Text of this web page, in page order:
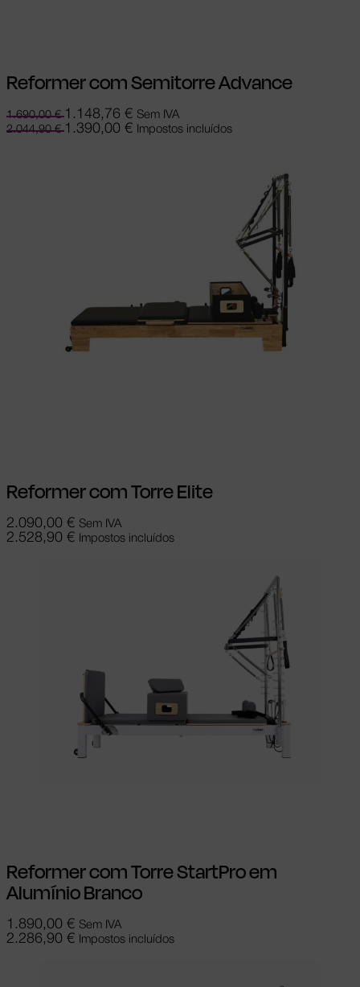
Reformer com Semitorre Advance
1.690,00€ 1.148,76 € Sem IVA
2.044,90€ 1.390,00 € Impostos incluídos
Reformer com Torre Elite
2.090,00 € Sem IVA
2.528,90 € Impostos incluídos
Reformer com Torre StartPro em
Alumínio Branco
1.890,00 € Sem IVA
2.286,90 € Impostos incluídos